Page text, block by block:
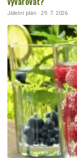
Jídelní plán · 29. 7. 2026